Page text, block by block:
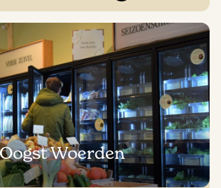
Woerden